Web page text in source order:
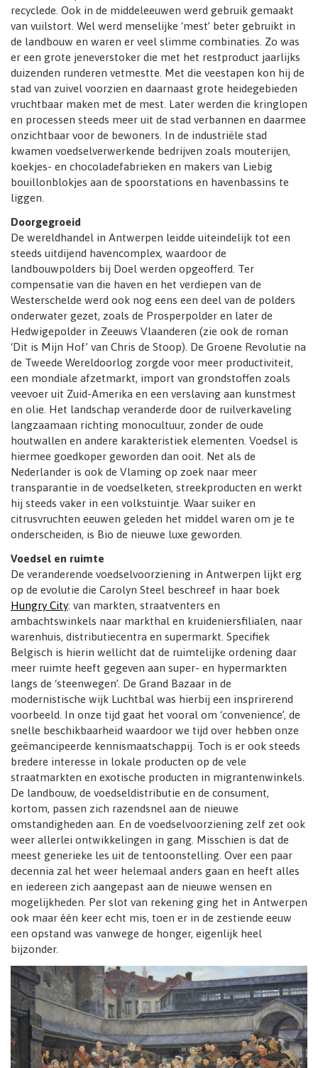
recyclede. Ook in de middeleeuwen werd gebruik gemaakt
van vuilstort. Wel werd menselijke ‘mest’ beter gebruikt in
de landbouw en waren er veel slimme combinaties. Zo was
er een grote jeneverstoker die met het restproduct jaarlijks
duizenden runderen vetmestte. Met die veestapen kon hij de
stad van zuivel voorzien en daarnaast grote heidegebieden
vruchtbaar maken met de mest. Later werden die kringlopen
en processen steeds meer uit de stad verbannen en daarmee
onzichtbaar voor de bewoners. In de industriële stad
kwamen voedselverwerkende bedrijven zoals mouterijen,
koekjes- en chocoladefabrieken en makers van Liebig
bouillonblokjes aan de spoorstations en havenbassins te
liggen.
Doorgegroeid
De wereldhandel in Antwerpen leidde uiteindelijk tot een
steeds uitdijend havencomplex, waardoor de
landbouwpolders bij Doel werden opgeofferd. Ter
compensatie van die haven en het verdiepen van de
Westerschelde werd ook nog eens een deel van de polders
onderwater gezet, zoals de Prosperpolder en later de
Hedwigepolder in Zeeuws Vlaanderen (zie ook de roman
‘Dit is Mijn Hof’ van Chris de Stoop). De Groene Revolutie na
de Tweede Wereldoorlog zorgde voor meer productiviteit,
een mondiale afzetmarkt, import van grondstoffen zoals
veevoer uit Zuid-Amerika en een verslaving aan kunstmest
en olie. Het landschap veranderde door de ruilverkaveling
langzaamaan richting monocultuur, zonder de oude
houtwallen en andere karakteristiek elementen. Voedsel is
hiermee goedkoper geworden dan ooit. Net als de
Nederlander is ook de Vlaming op zoek naar meer
transparantie in de voedselketen, streekproducten en werkt
hij steeds vaker in een volkstuintje. Waar suiker en
citrusvruchten eeuwen geleden het middel waren om je te
onderscheiden, is Bio de nieuwe luxe geworden.
Voedsel en ruimte
De veranderende voedselvoorziening in Antwerpen lijkt erg
op de evolutie die Carolyn Steel beschreef in haar boek
Hungry City: van markten, straatventers en
ambachtswinkels naar markthal en kruideniersfilialen, naar
warenhuis, distributiecentra en supermarkt. Specifiek
Belgisch is hierin wellicht dat de ruimtelijke ordening daar
meer ruimte heeft gegeven aan super- en hypermarkten
langs de ‘steenwegen’. De Grand Bazaar in de
modernistische wijk Luchtbal was hierbij een insprirerend
voorbeeld. In onze tijd gaat het vooral om ‘convenience’, de
snelle beschikbaarheid waardoor we tijd over hebben onze
geëmancipeerde kennismaatschappij. Toch is er ook steeds
bredere interesse in lokale producten op de vele
straatmarkten en exotische producten in migrantenwinkels.
De landbouw, de voedseldistributie en de consument,
kortom, passen zich razendsnel aan de nieuwe
omstandigheden aan. En de voedselvoorziening zelf zet ook
weer allerlei ontwikkelingen in gang. Misschien is dat de
meest generieke les uit de tentoonstelling. Over een paar
decennia zal het weer helemaal anders gaan en heeft alles
en iedereen zich aangepast aan de nieuwe wensen en
mogelijkheden. Per slot van rekening ging het in Antwerpen
ook maar één keer echt mis, toen er in de zestiende eeuw
een opstand was vanwege de honger, eigenlijk heel
bijzonder.